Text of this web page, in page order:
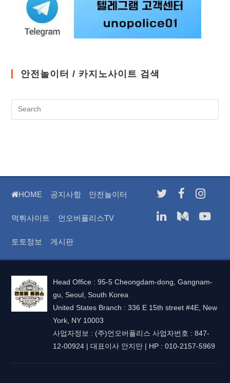
안전놀이터 / 카지노사이트 검색
HOME 공지사항 안전놀이터
먹튀사이트 언오버폴리스TV
토토정보 게시판
Head Office : 95-5 Cheongdam-dong, Gangnam-
gu, Seoul, South Korea
United States Branch : 336 E 15th street #4E, New
York, NY 10003
사업자정보 : (주)언오버폴리스 사업자번호 : 847-
12-00924 | 대표이사 안지만 | HP : 010-2157-5969